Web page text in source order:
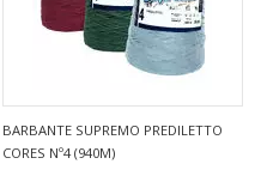
BARBANTE SUPREMO PREDILETTO
CORES Nº4 (940M)